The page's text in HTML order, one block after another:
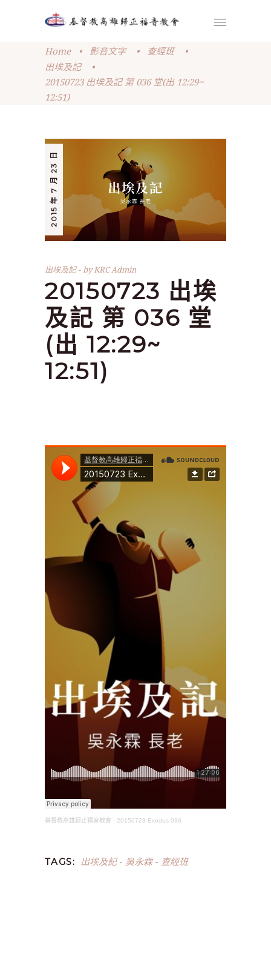
Home • 影音文字 • 查經班
•
出埃及記
•
20150723 出埃及記 第 036 堂(出 12:29~
12:51)
2015 年 7 月 23 日
出埃及記 byKRC Admin
20150723 出埃
及記 第 036 堂
(出 12:29~
12:51)
基督教高雄歸正福音教會 · 20150723 Exodus 036
TAGS: 出埃及記- 吳永霖- 查經班